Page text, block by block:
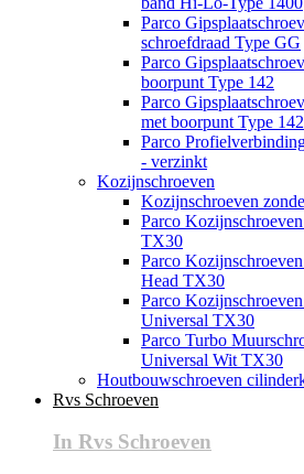
Parco
schroefdraad Type GG
Parco
boorpunt Type 142
Parco
met boorpunt Type 142
Parco
- verzinkt
Kozijnschroeven
Kozijnschroeven
Parco
TX30
Parco
Head TX30
Parco
Universal TX30
Parco Turbo
Universal Wit TX30
Houtbouwschroeven
Rvs Schroeven
In Rvs Schroeven